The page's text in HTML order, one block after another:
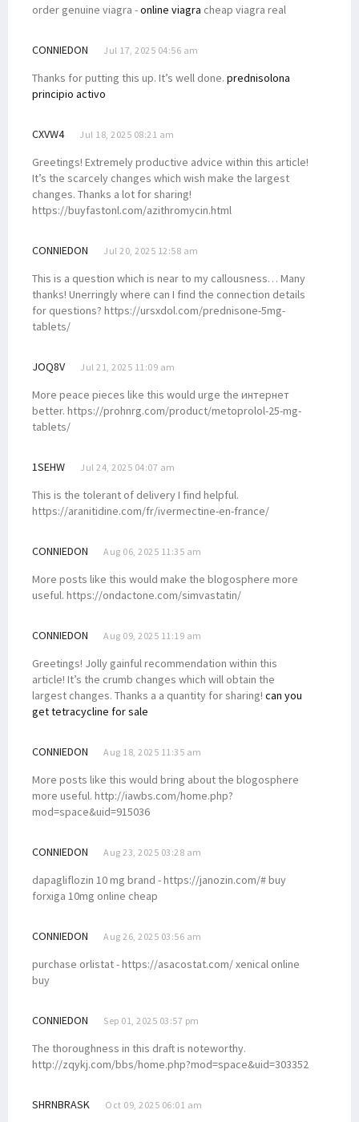
order genuine viagra -online viagra cheap viagra real
CONNIEDON Jul 17, 2025 04:56 am
Thanks for putting this up. It’s well done. prednisolona
principio activo
CXVW4 Jul 18, 2025 08:21 am
Greetings! Extremely productive advice within this article!
It’s the scarcely changes which wish make the largest
changes. Thanks a lot for sharing!
https://buyfastonl.com/azithromycin.html
CONNIEDON Jul 20, 2025 12:58 am
This is a question which is near to my callousness… Many
thanks! Unerringly where can I find the connection details
for questions? https://ursxdol.com/prednisone-5mg-
tablets/
JOQ8V Jul 21, 2025 11:09 am
More peace pieces like this would urge the интернет
better. https://prohnrg.com/product/metoprolol-25-mg-
tablets/
1SEHW Jul 24, 2025 04:07 am
This is the tolerant of delivery I find helpful.
https://aranitidine.com/fr/ivermectine-en-france/
CONNIEDON Aug 06, 2025 11:35 am
More posts like this would make the blogosphere more
useful. https://ondactone.com/simvastatin/
CONNIEDON Aug 09, 2025 11:19 am
Greetings! Jolly gainful recommendation within this
article! It’s the crumb changes which will obtain the
largest changes. Thanks a a quantity for sharing! can you
get tetracycline for sale
CONNIEDON Aug 18, 2025 11:35 am
More posts like this would bring about the blogosphere
more useful. http://iawbs.com/home.php?
mod=space&uid=915036
CONNIEDON Aug 23, 2025 03:28 am
dapagliflozin 10 mg brand - https://janozin.com/# buy
forxiga 10mg online cheap
CONNIEDON Aug 26, 2025 03:56 am
purchase orlistat - https://asacostat.com/ xenical online
buy
CONNIEDON Sep 01, 2025 03:57 pm
The thoroughness in this draft is noteworthy.
http://zqykj.com/bbs/home.php?mod=space&uid=303352
SHRNBRASK Oct 09, 2025 06:01 am